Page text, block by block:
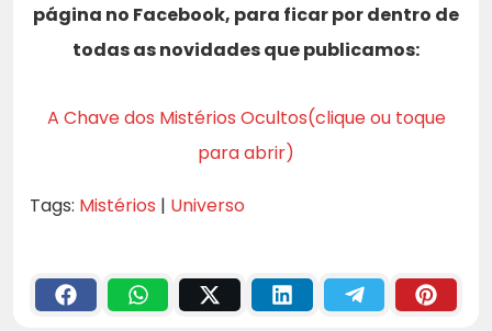
página no Facebook, para ficar por dentro de
todas as novidades que publicamos:
A Chave dos Mistérios Ocultos(clique ou toque
para abrir)
Tags: Mistérios | Universo